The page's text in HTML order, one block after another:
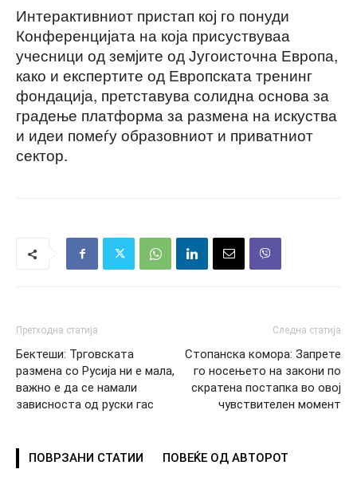
Интерактивниот пристап кој го понуди
Конференцијата на која присуствуваа
учесници од земјите од Југоисточна Европа,
како и експертите од Европската тренинг
фондација, претставува солидна основа за
градење платформа за размена на искуства
и идеи помеѓу образовниот и приватниот
сектор.
Претходна статија
Бектеши: Трговската
размена со Русија ни е мала,
важно е да се намали
зависноста од руски гас
Следна статија
Стопанска комора: Запрете
го носењето на закони по
скратена постапка во овој
чувствителен момент
ПОВРЗАНИ СТАТИИ ПОВЕЌЕ ОД АВТОРОТ